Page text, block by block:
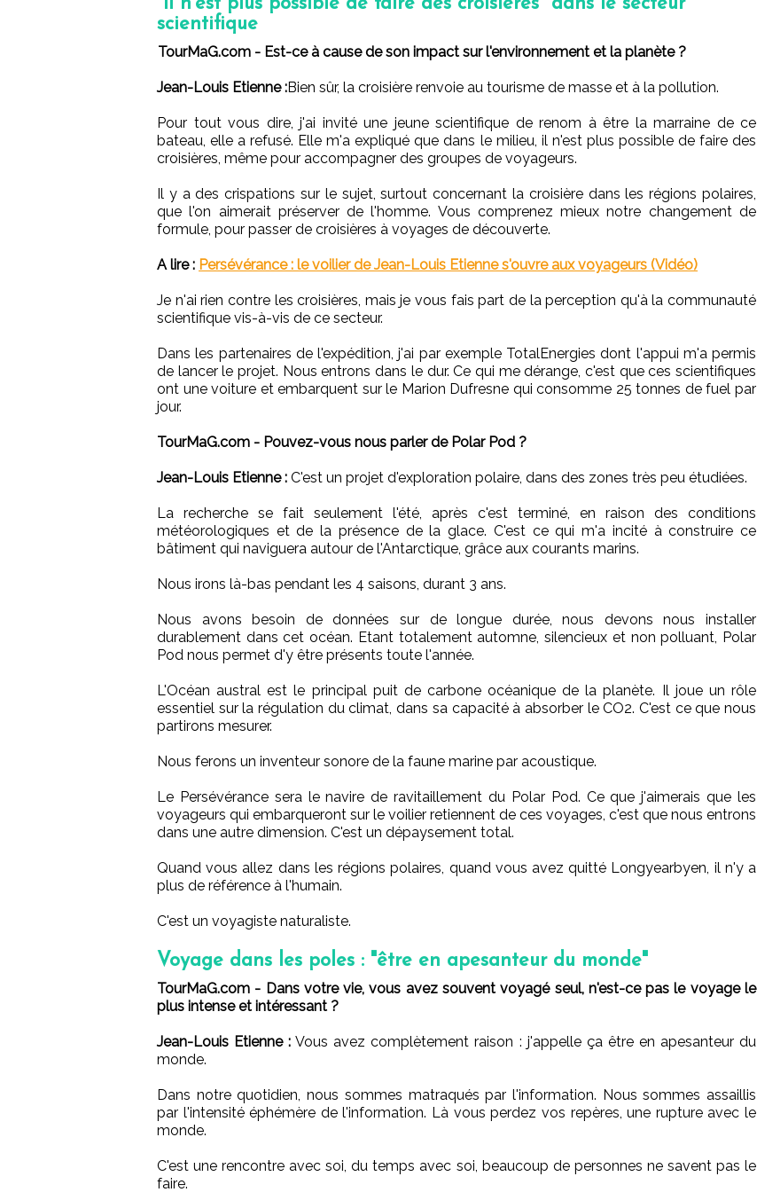
scientifique
TourMaG.com - Est-ce à cause de son impact sur l'environnement et la planète ?
Jean-Louis Etienne :Bien sûr, la croisière renvoie au tourisme de masse et à la pollution.
Pour tout vous dire, j'ai invité une jeune scientifique de renom à être la marraine de ce
bateau, elle a refusé. Elle m'a expliqué que dans le milieu, il n'est plus possible de faire des
croisières, même pour accompagner des groupes de voyageurs.
Il y a des crispations sur le sujet, surtout concernant la croisière dans les régions polaires,
que l'on aimerait préserver de l'homme. Vous comprenez mieux notre changement de
formule, pour passer de croisières à voyages de découverte.
A lire : Persévérance : le voilier de Jean-Louis Etienne s'ouvre aux voyageurs (Vidéo)
Je n'ai rien contre les croisières, mais je vous fais part de la perception qu'à la communauté
scientifique vis-à-vis de ce secteur.
Dans les partenaires de l'expédition, j'ai par exemple TotalEnergies dont l'appui m'a permis
de lancer le projet. Nous entrons dans le dur. Ce qui me dérange, c'est que ces scientifiques
ont une voiture et embarquent sur le Marion Dufresne qui consomme 25 tonnes de fuel par
jour.
TourMaG.com - Pouvez-vous nous parler de Polar Pod ?
Jean-Louis Etienne : C'est un projet d'exploration polaire, dans des zones très peu étudiées.
La recherche se fait seulement l'été, après c'est terminé, en raison des conditions
météorologiques et de la présence de la glace. C'est ce qui m'a incité à construire ce
bâtiment qui naviguera autour de l'Antarctique, grâce aux courants marins.
Nous irons là-bas pendant les 4 saisons, durant 3 ans.
Nous avons besoin de données sur de longue durée, nous devons nous installer
durablement dans cet océan. Etant totalement automne, silencieux et non polluant, Polar
Pod nous permet d'y être présents toute l'année.
L'Océan austral est le principal puit de carbone océanique de la planète. Il joue un rôle
essentiel sur la régulation du climat, dans sa capacité à absorber le CO2. C'est ce que nous
partirons mesurer.
Nous ferons un inventeur sonore de la faune marine par acoustique.
Le Persévérance sera le navire de ravitaillement du Polar Pod. Ce que j'aimerais que les
voyageurs qui embarqueront sur le voilier retiennent de ces voyages, c'est que nous entrons
dans une autre dimension. C'est un dépaysement total.
Quand vous allez dans les régions polaires, quand vous avez quitté Longyearbyen, il n'y a
plus de référence à l'humain.
C'est un voyagiste naturaliste.
Voyage dans les poles : "être en apesanteur du monde"
TourMaG.com - Dans votre vie, vous avez souvent voyagé seul, n'est-ce pas le voyage le
plus intense et intéressant ?
Jean-Louis Etienne : Vous avez complètement raison : j'appelle ça être en apesanteur du
monde.
Dans notre quotidien, nous sommes matraqués par l'information. Nous sommes assaillis
par l'intensité éphémère de l'information. Là vous perdez vos repères, une rupture avec le
monde.
C'est une rencontre avec soi, du temps avec soi, beaucoup de personnes ne savent pas le
faire.